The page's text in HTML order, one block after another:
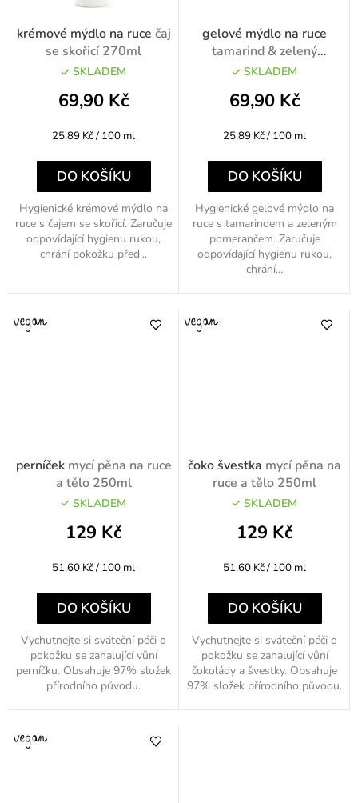
krémové mýdlo na ruce čaj
se skořicí 270ml
SKLADEM
69,90 Kč
Měrná
25,89 Kč / 100 ml
DO KOŠÍKU
Hygienické krémové mýdlo na
ruce s čajem se skořicí. Zaručuje
odpovídající hygienu rukou,
chrání pokožku před...
gelové mýdlo na ruce
tamarind & zelený
pomeranč 270ml
SKLADEM
69,90 Kč
Měrná
25,89 Kč / 100 ml
DO KOŠÍKU
Hygienické gelové mýdlo na
ruce s tamarindem a zeleným
pomerančem. Zaručuje
odpovídající hygienu rukou,
chrání...
perníček mycí pěna na ruce
a tělo 250ml
SKLADEM
129 Kč
Měrná
51,60 Kč / 100 ml
DO KOŠÍKU
Vychutnejte si sváteční péči o
pokožku se zahalující vůní
perníčku. Obsahuje 97% složek
přírodního původu.
čoko švestka mycí pěna na
ruce a tělo 250ml
SKLADEM
129 Kč
Měrná
51,60 Kč / 100 ml
DO KOŠÍKU
Vychutnejte si sváteční péči o
pokožku se zahalující vůní
čokolády a švestky. Obsahuje
97% složek přírodního původu.